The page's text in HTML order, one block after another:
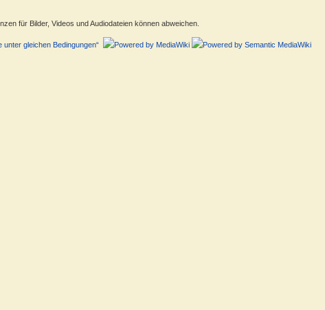
für Bilder, Videos und Audiodateien können abweichen.